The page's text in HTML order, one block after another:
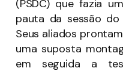
(PSDC) que fazia
pauta da sessão
Seus aliados
uma suposta
em seguida a